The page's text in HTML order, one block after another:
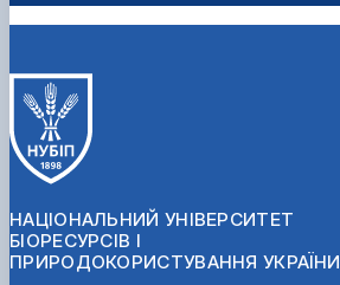
НАЦІОНАЛЬНИЙ УНІВЕРСИТЕТ
БІОРЕСУРСІВ І
ПРИРОДОКОРИСТУВАННЯ УКРАЇНИ